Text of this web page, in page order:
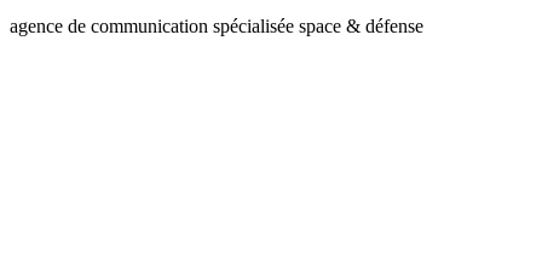
agence de communication spécialisée space & défense